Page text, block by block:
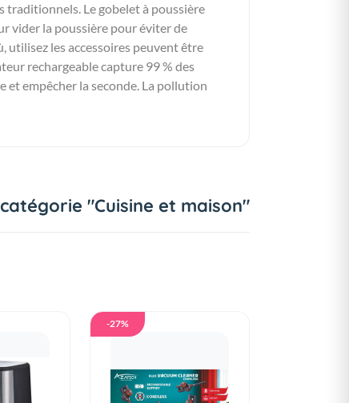
traditionnels. Le gobelet à poussière
vider la poussière pour éviter de
utilisez les accessoires peuvent être
rechargeable capture 99 % des
empêcher la seconde. La pollution
"Cuisine et maison"
-27%